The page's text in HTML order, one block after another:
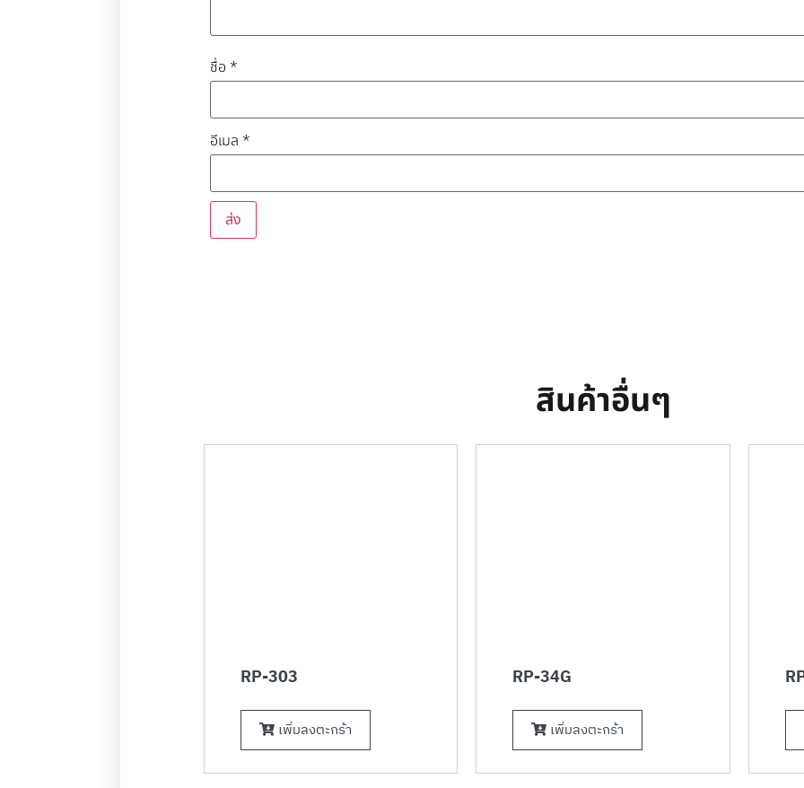
ชื่อ *
อีเมล *
สินค้าอื่นๆ
RP-303
เพิ่มลงตะกร้า
RP-34G
เพิ่มลงตะกร้า